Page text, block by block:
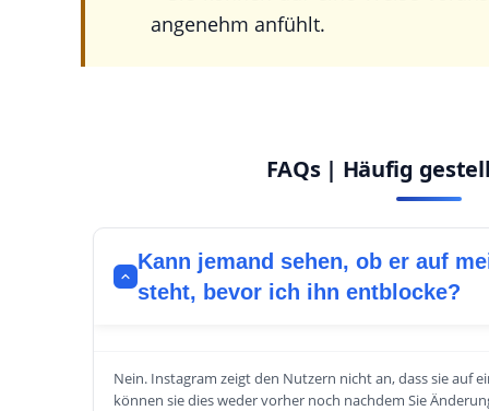
angenehm anfühlt.
FAQs | Häufig
Kann jemand sehen, ob er auf
steht, bevor ich ihn entblocke?
Nein. Instagram zeigt den Nutzern nicht an, dass sie auf
können sie dies weder vorher noch nachdem Sie